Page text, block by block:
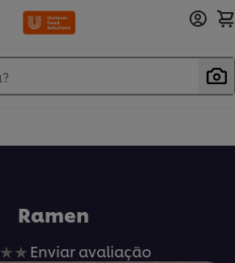
Ramen
Nenhuma
Enviar avaliação